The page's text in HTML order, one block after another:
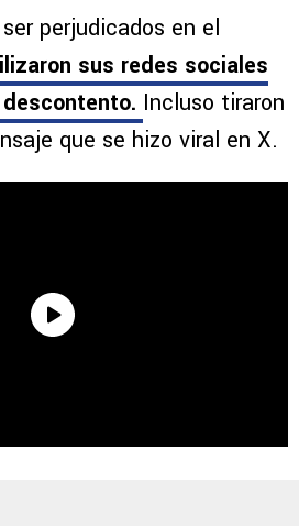
perjudicados en el
sus redes sociales
Incluso tiraron
que se hizo viral en X.